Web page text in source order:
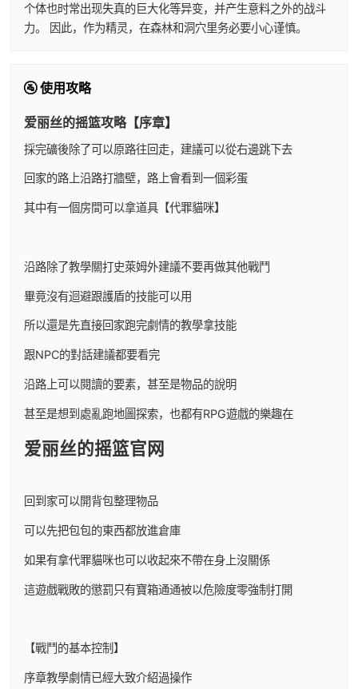
个体也时常出现失真的巨大化等异变，并产生意料之外的战斗
力。 因此，作为精灵，在森林和洞穴里务必要小心谨慎。
🚰 使用攻略
爱丽丝的摇篮攻略【序章】
採完礦後除了可以原路往回走，建議可以從右邊跳下去
回家的路上沿路打牆壁，路上會看到一個彩蛋
其中有一個房間可以拿道具【代罪貓咪】
沿路除了教學關打史萊姆外建議不要再做其他戰鬥
畢竟沒有迴避跟護盾的技能可以用
所以還是先直接回家跑完劇情的教學拿技能
跟NPC的對話建議都要看完
沿路上可以閱讀的要素，甚至是物品的說明
甚至是想到處亂跑地圖探索，也都有RPG遊戲的樂趣在
爱丽丝的摇篮官网
回到家可以開背包整理物品
可以先把包包的東西都放進倉庫
如果有拿代罪貓咪也可以收起來不帶在身上沒關係
這遊戲戰敗的懲罰只有寶箱通通被以危險度零強制打開
【戰鬥的基本控制】
序章教學劇情已經大致介紹過操作